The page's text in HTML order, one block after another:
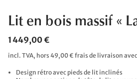
Lit en bois massif «
1 449,00 €
incl. TVA, hors 49,00 € frais de livraison
Design rétro avec pieds de lit inclinés